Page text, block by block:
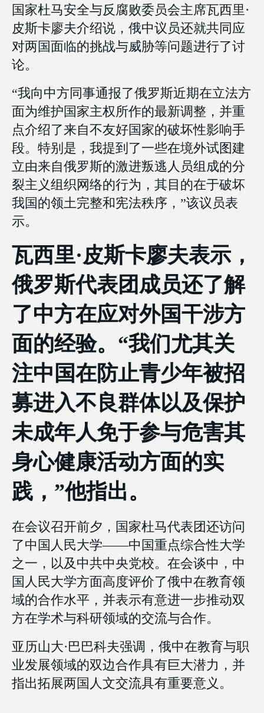
国家杜马安全与反腐败委员会主席瓦西里·
皮斯卡廖夫介绍说，俄中议员还就共同应
对两国面临的挑战与威胁等问题进行了讨
论。
“我向中方同事通报了俄罗斯近期在立法方
面为维护国家主权所作的最新调整，并重
点介绍了来自不友好国家的破坏性影响手
段。特别是，我提到了一些在境外试图建
立由来自俄罗斯的激进叛逃人员组成的分
裂主义组织网络的行为，其目的在于破坏
我国的领土完整和宪法秩序，”该议员表
示。
瓦西里·皮斯卡廖夫表示，
俄罗斯代表团成员还了解
了中方在应对外国干涉方
面的经验。“我们尤其关
注中国在防止青少年被招
募进入不良群体以及保护
未成年人免于参与危害其
身心健康活动方面的实
践，”他指出。
在会议召开前夕，国家杜马代表团还访问
了中国人民大学——中国重点综合性大学
之一，以及中共中央党校。在会谈中，中
国人民大学方面高度评价了俄中在教育领
域的合作水平，并表示有意进一步推动双
方在学术与科研领域的交流与合作。
亚历山大·巴巴科夫强调，俄中在教育与职
业发展领域的双边合作具有巨大潜力，并
指出拓展两国人文交流具有重要意义。